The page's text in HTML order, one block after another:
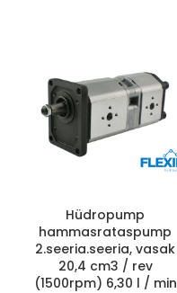
Hüdropump
hammasrataspump
2.seeria.seeria, vasak
20,4 cm3 / rev
(1500rpm) 6,30 l / min